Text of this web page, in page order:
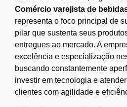
Comércio varejista de
representa o foco principal de
pilar que sustenta seus
entregues ao mercado. A
excelência e especialização
buscando constantemente
investir em tecnologia e
clientes com agilidade e